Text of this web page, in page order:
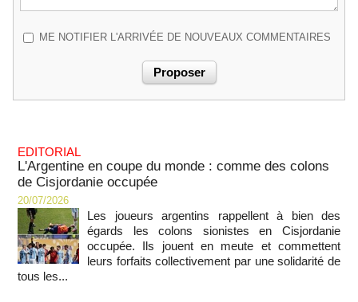
ME NOTIFIER L'ARRIVÉE DE NOUVEAUX COMMENTAIRES
EDITORIAL
L'Argentine en coupe du monde : comme des colons
de Cisjordanie occupée
20/07/2026
Les joueurs argentins rappellent à bien des
égards les colons sionistes en Cisjordanie
occupée. Ils jouent en meute et commettent
leurs forfaits collectivement par une solidarité de
tous les...